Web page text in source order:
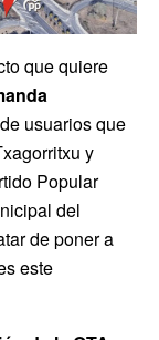
que quiere
usuarios que
y
Popular
del
de poner a
este